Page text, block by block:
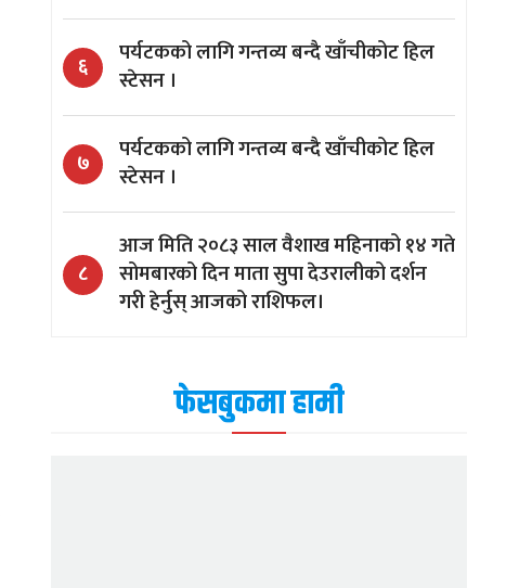
६
पर्यटकको लागि गन्तव्य बन्दै खाँचीकोट हिल
स्टेसन ।
७
पर्यटकको लागि गन्तव्य बन्दै खाँचीकोट हिल
स्टेसन ।
८
आज मिति २०८३ साल वैशाख महिनाको १४ गते
सोमबारको दिन माता सुपा देउरालीको दर्शन
गरी हेर्नुस् आजको राशिफल।
फेसबुकमा हामी